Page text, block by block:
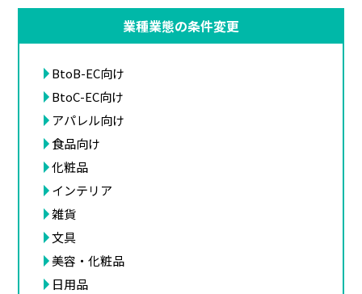
業種業態の条件変更
BtoB-EC向け
BtoC-EC向け
アパレル向け
食品向け
化粧品
インテリア
雑貨
文具
美容・化粧品
日用品